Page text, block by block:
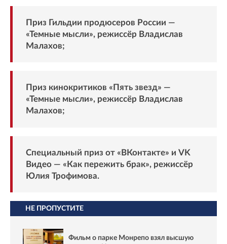
Приз Гильдии продюсеров России —
«Темные мысли», режиссёр Владислав
Малахов;
Приз кинокритиков «Пять звезд» —
«Темные мысли», режиссёр Владислав
Малахов;
Специальный приз от «ВКонтакте» и VK
Видео — «Как пережить брак», режиссёр
Юлия Трофимова.
НЕ ПРОПУСТИТЕ
Фильм о парке Монрепо взял высшую